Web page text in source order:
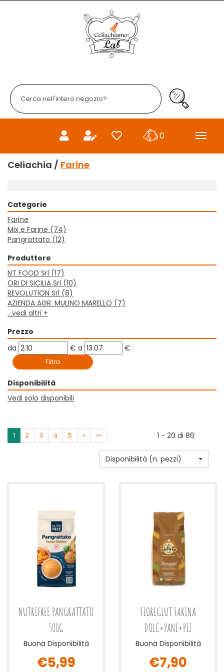
Cerca
Prodotto
Cerca
0prodotti
Celiachia / Farine
Categorie
Farine
Mix e Farine (74)
Pangrattato (12)
Produttore
NT FOOD Srl (17)
ORI DI SICILIA Srl (10)
REVOLUTION Srl (8)
AZIENDA AGR. MULINO MARELLO (7)
...vedi altri +
Prezzo
filtra
da
da € filtra
a
a €
Disponibilità
Vedi solo disponibili
1 2 3 4 5 » »» 1 - 20 di 86
Disponibilità (n. pezzi)
NUTRIFREE PANGRATTATO
500G
Buona Disponibilità
€5,99
FIOREGLUT FARINA
DOLC+PANE+PIZ
Buona Disponibilità
€7,90